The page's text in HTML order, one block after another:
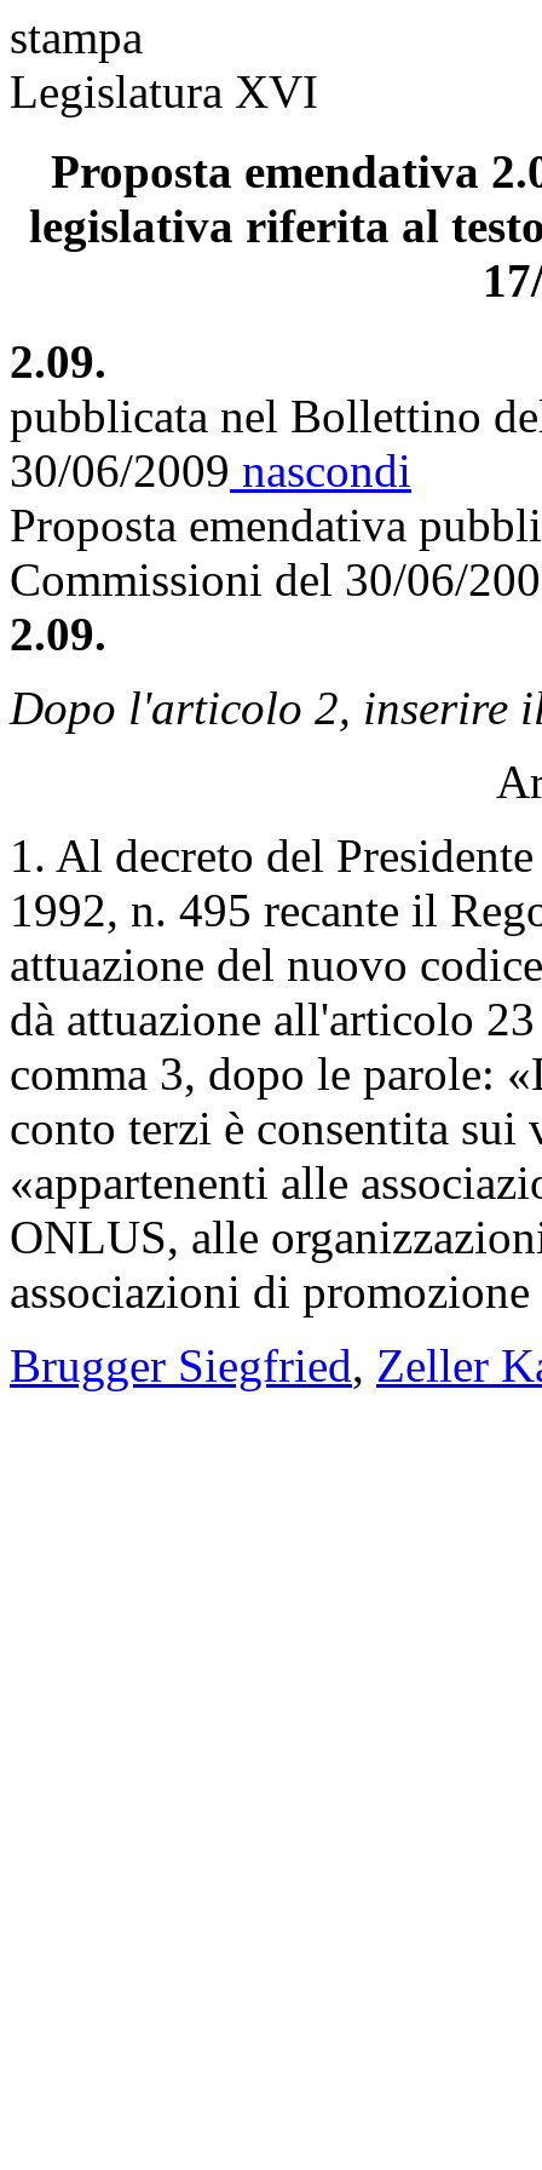
stampa
Legislatura XVI
Proposta emendativa
legislativa riferita al
2.09.
pubblicata nel Bollettino
30/06/2009 nascondi
Proposta emendativa
Commissioni del 30/06/
2.09.
Dopo l'articolo 2, inserire
1. Al decreto del
1992, n. 495 recante il
attuazione del nuovo
dà attuazione all'articolo
comma 3, dopo le parole:
conto terzi è consentita
«appartenenti alle
ONLUS, alle
associazioni di
Brugger Siegfried, Zeller